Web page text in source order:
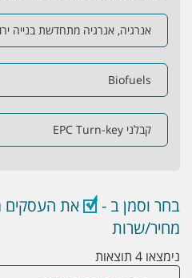
אנרגיה, אנרגיה מתחדשת בנייה
Biofuels
קבלני EPC Turn-key
בחר וסמן ב -
את
מחיר/שרות
נימצאו 4 תוצאות